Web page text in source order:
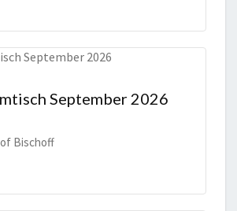
September 2026
Bischoff